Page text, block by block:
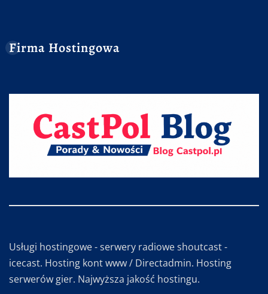
Firma Hostingowa
Usługi hostingowe - serwery radiowe shoutcast -
icecast. Hosting kont www / Directadmin. Hosting
serwerów gier. Najwyższa jakość hostingu.